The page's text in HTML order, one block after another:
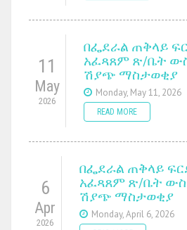
11
May
2026
በፌደራል ጠቅላይ
አፈጻጸም ጽ/ቤት
ሽያጭ ማስታወቂያ
Monday, May 11, 2026
READ MORE
6
Apr
2026
በፌደራል ጠቅላይ
አፈጻጸም ጽ/ቤት
ሽያጭ ማስታወቂያ
Monday, April 6, 2026